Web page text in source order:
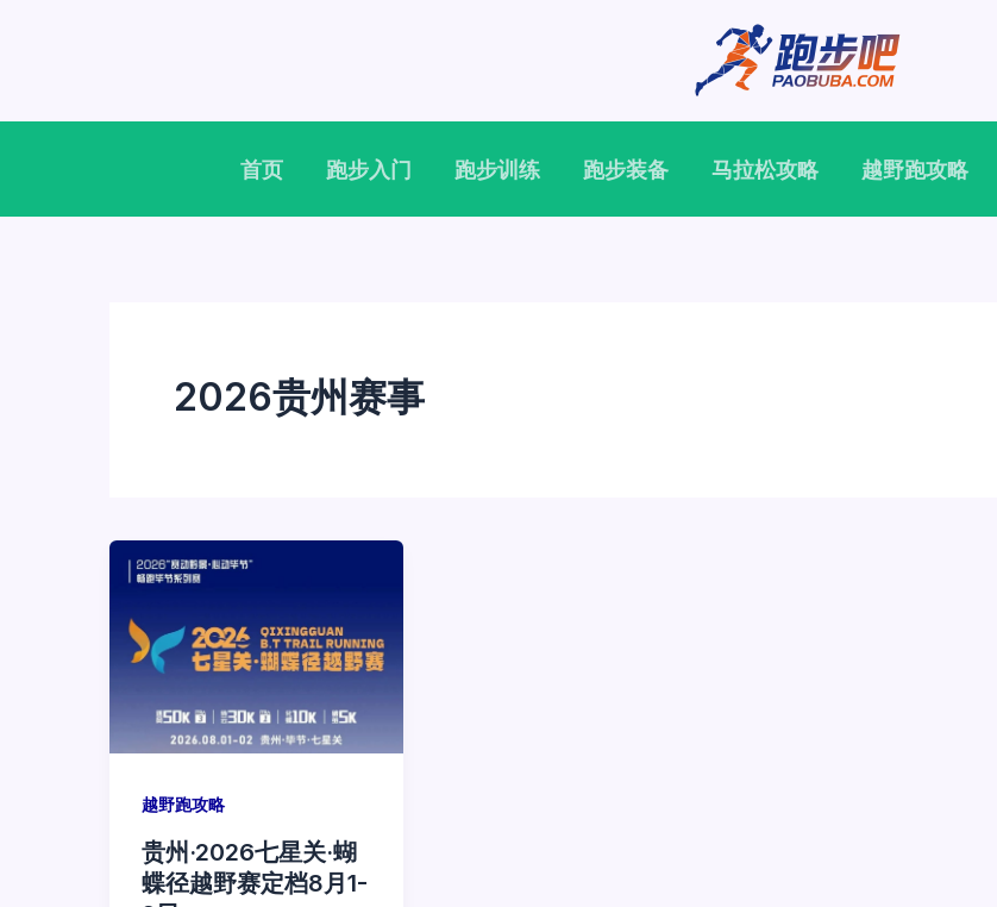
容
首页
跑步入门 跑步训练 跑步装备 马拉松攻略 越野跑攻略
2026贵州赛事
越野跑攻略
贵州·2026七星关·蝴
蝶径越野赛定档8月1-